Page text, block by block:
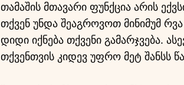
თამაშის მთავარი ფუნქცია არის
თქვენ უნდა შეაგროვოთ მინიმუმ
დიდი იქნება თქვენი გამარჯვება.
თქვენთვის კიდევ უფრო მეტ შანსს